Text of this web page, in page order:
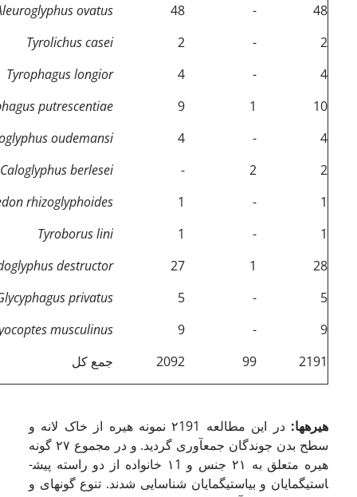
48
-
48
ovatus
2
-
2
Tyrolichus casei
4
-
4
Tyrophagus longior
10
1
9
putrescentiae
4
-
4
oudemansi
2
2
-
Caloglyphus berlesei
1
-
1
rhizoglyphoides
1
-
1
Tyroborus lini
28
1
27
destructor
5
-
5
privatus
9
-
9
musculinus
2191
99
2092 جمع کل
هیره­ها:
در این مطالعه ٢191 نمونه هیره از خاک لانه و
سطح بدن جوندگان جمع­آوری گردید. و در مجموع ٢٧ گونه
هیره متعلق به ٢١ جنس و ۱1 خانواده از دو راسته پیش­
استیگمایان و بی­استیگمایان شناسایی شدند. تنوع گونه­ای و